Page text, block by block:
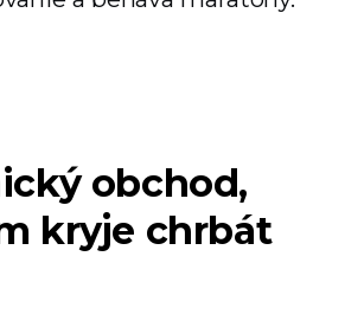
obchod,
kryje chrbát